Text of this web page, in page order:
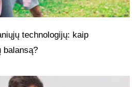
technologijų: kaip
balansą?